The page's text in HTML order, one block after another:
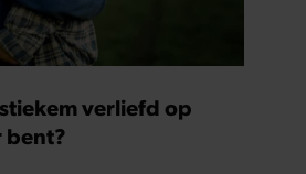
verliefd op
bent?